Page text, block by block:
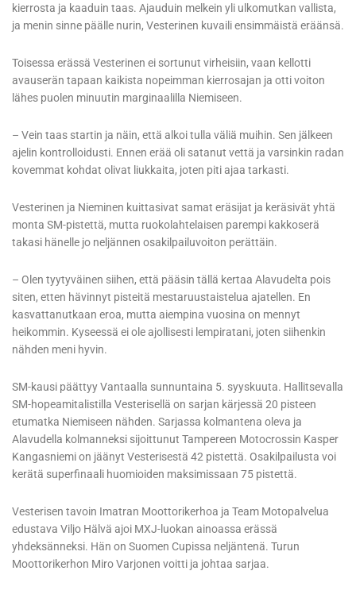
kierrosta ja kaaduin taas. Ajauduin melkein yli ulkomutkan vallista,
ja menin sinne päälle nurin, Vesterinen kuvaili ensimmäistä eräänsä.
Toisessa erässä Vesterinen ei sortunut virheisiin, vaan kellotti
avauserän tapaan kaikista nopeimman kierrosajan ja otti voiton
lähes puolen minuutin marginaalilla Niemiseen.
– Vein taas startin ja näin, että alkoi tulla väliä muihin. Sen jälkeen
ajelin kontrolloidusti. Ennen erää oli satanut vettä ja varsinkin radan
kovemmat kohdat olivat liukkaita, joten piti ajaa tarkasti.
Vesterinen ja Nieminen kuittasivat samat eräsijat ja keräsivät yhtä
monta SM-pistettä, mutta ruokolahtelaisen parempi kakkoserä
takasi hänelle jo neljännen osakilpailuvoiton perättäin.
– Olen tyytyväinen siihen, että pääsin tällä kertaa Alavudelta pois
siten, etten hävinnyt pisteitä mestaruustaistelua ajatellen. En
kasvattanutkaan eroa, mutta aiempina vuosina on mennyt
heikommin. Kyseessä ei ole ajollisesti lempiratani, joten siihenkin
nähden meni hyvin.
SM-kausi päättyy Vantaalla sunnuntaina 5. syyskuuta. Hallitsevalla
SM-hopeamitalistilla Vesterisellä on sarjan kärjessä 20 pisteen
etumatka Niemiseen nähden. Sarjassa kolmantena oleva ja
Alavudella kolmanneksi sijoittunut Tampereen Motocrossin Kasper
Kangasniemi on jäänyt Vesterisestä 42 pistettä. Osakilpailusta voi
kerätä superfinaali huomioiden maksimissaan 75 pistettä.
Vesterisen tavoin Imatran Moottorikerhoa ja Team Motopalvelua
edustava Viljo Hälvä ajoi MXJ-luokan ainoassa erässä
yhdeksänneksi. Hän on Suomen Cupissa neljäntenä. Turun
Moottorikerhon Miro Varjonen voitti ja johtaa sarjaa.